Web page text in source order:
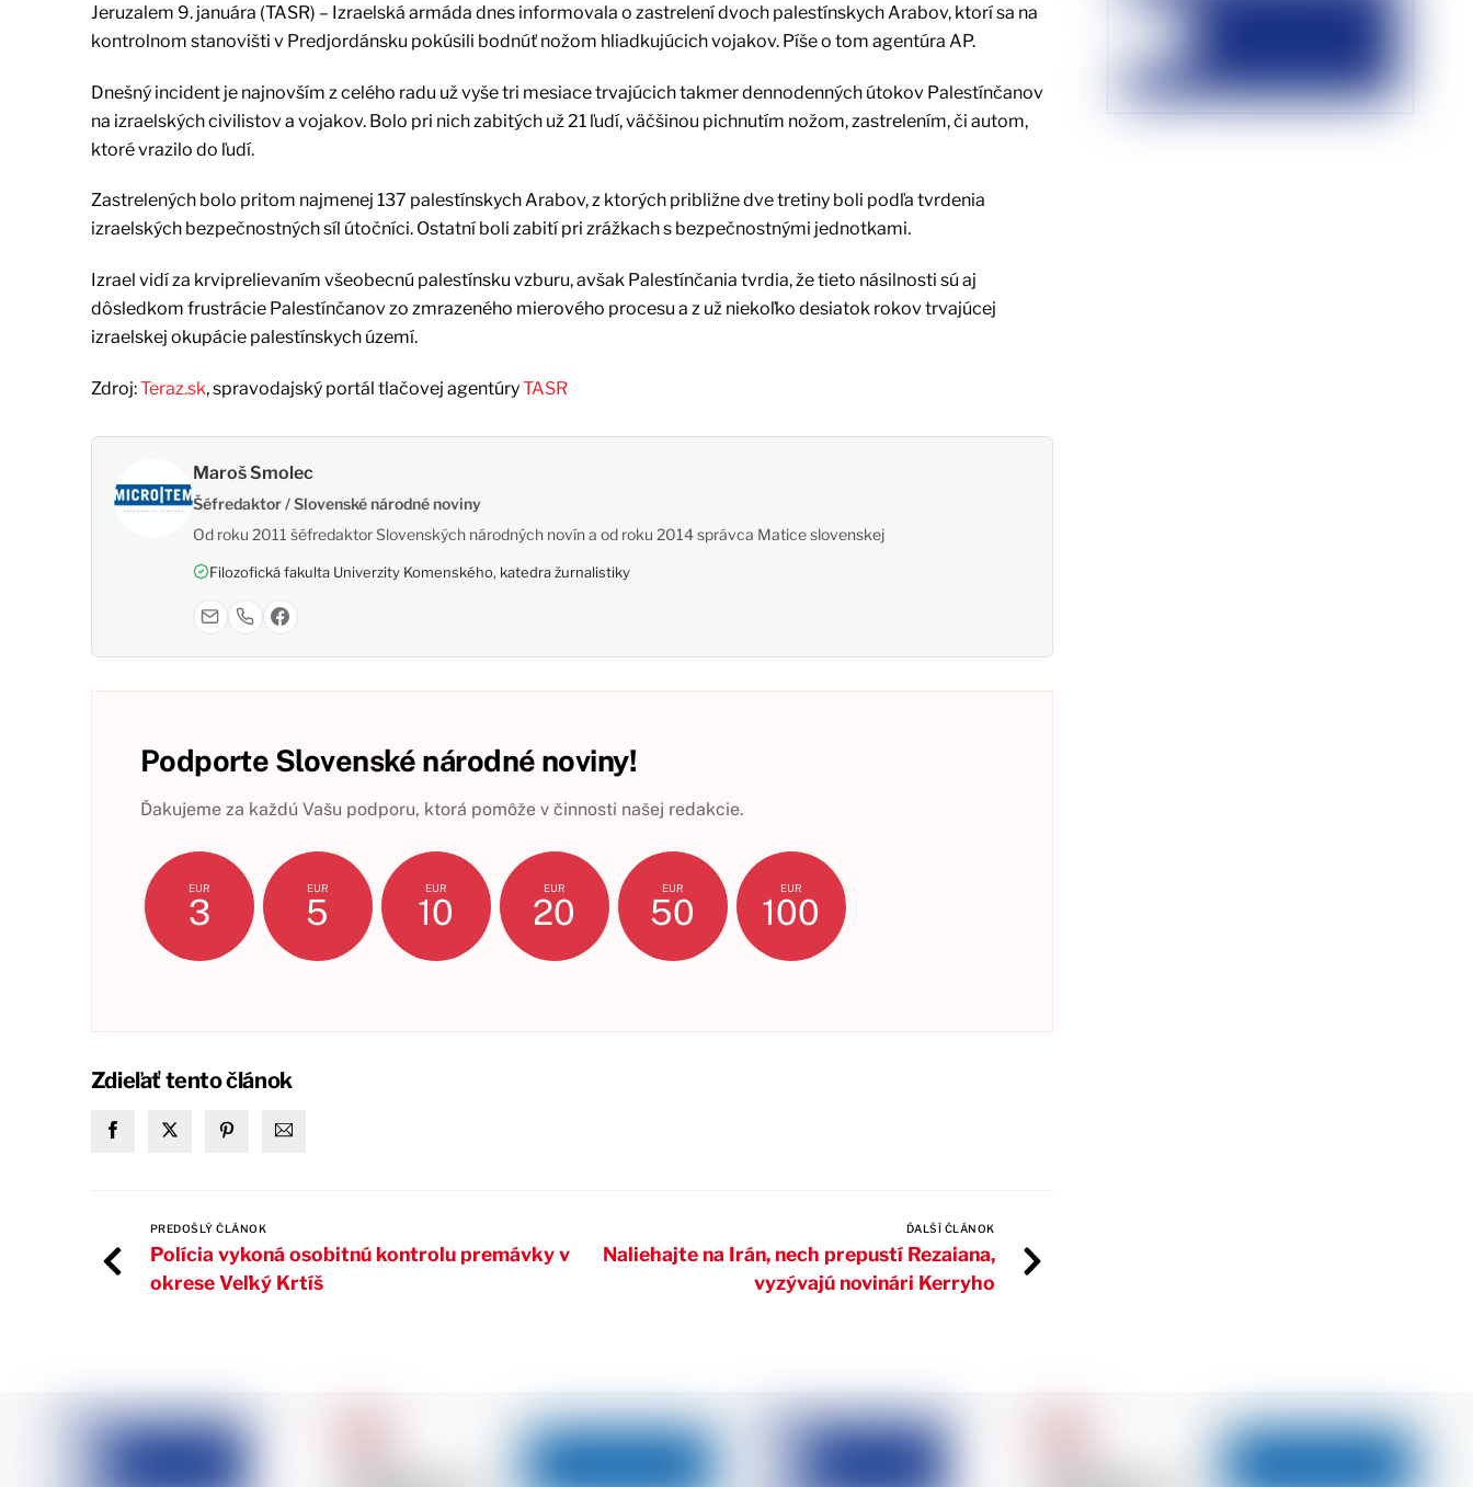
Jeruzalem 9. januára (TASR) – Izraelská armáda dnes informovala o zastrelení dvoch palestínskych Arabov, ktorí sa na
kontrolnom stanovišti v Predjordánsku pokúsili bodnúť nožom hliadkujúcich vojakov. Píše o tom agentúra AP.
Dnešný incident je najnovším z celého radu už vyše tri mesiace trvajúcich takmer dennodenných útokov Palestínčanov
na izraelských civilistov a vojakov. Bolo pri nich zabitých už 21 ľudí, väčšinou pichnutím nožom, zastrelením, či autom,
ktoré vrazilo do ľudí.
Zastrelených bolo pritom najmenej 137 palestínskych Arabov, z ktorých približne dve tretiny boli podľa tvrdenia
izraelských bezpečnostných síl útočníci. Ostatní boli zabití pri zrážkach s bezpečnostnými jednotkami.
Izrael vidí za krviprelievaním všeobecnú palestínsku vzburu, avšak Palestínčania tvrdia, že tieto násilnosti sú aj
dôsledkom frustrácie Palestínčanov zo zmrazeného mierového procesu a z už niekoľko desiatok rokov trvajúcej
izraelskej okupácie palestínskych území.
Zdroj:Teraz.sk, spravodajský portál tlačovej agentúryTASR
Maroš Smolec
Šéfredaktor / Slovenské národné noviny
Od roku 2011 šéfredaktor Slovenských národných novín a od roku 2014 správca Matice slovenskej
Filozofická fakulta Univerzity Komenského, katedra žurnalistiky
Podporte Slovenské národné noviny!
Ďakujeme za každú Vašu podporu, ktorá pomôže v činnosti našej redakcie.
EUR
3
EUR
5
EUR
10
EUR
20
EUR
50
EUR
100
Zdieľať tento článok
PREDOŠLÝ ČLÁNOK
Polícia vykoná osobitnú kontrolu premávky v
okrese Veľký Krtíš
ĎALŠÍ ČLÁNOK
Naliehajte na Irán, nech prepustí Rezaiana,
vyzývajú novinári Kerryho